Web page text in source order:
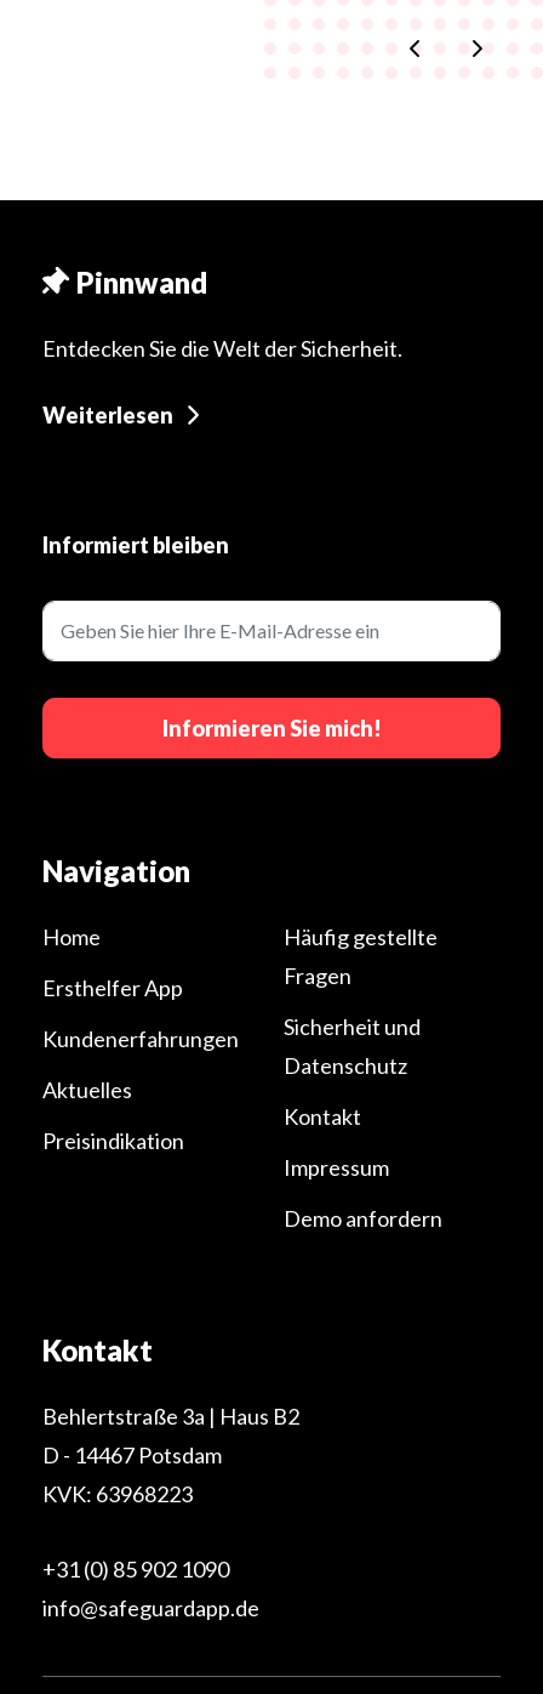
Navigation
Home
Ersthelfer App
Kundenerfahrungen
Aktuelles
Preisindikation
Häufig gestellte
Fragen
Sicherheit und
Datenschutz
Kontakt
Impressum
Demo anfordern
Kontakt
Behlertstraße 3a | Haus B2
D - 14467 Potsdam
KVK: 63968223
+31 (0) 85 902 1090
info@safeguardapp.de
Pinnwand
Entdecken Sie die Welt der Sicherheit.
Weiterlesen
Informiert bleiben
Informieren Sie mich!